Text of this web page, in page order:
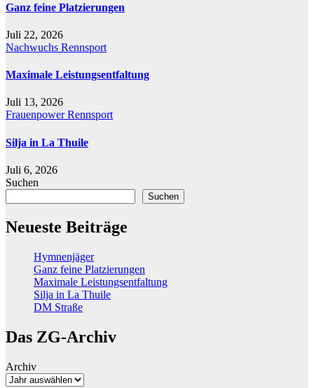
Ganz feine Platzierungen
Juli 22, 2026
Nachwuchs Rennsport
Maximale Leistungsentfaltung
Juli 13, 2026
FrauenpowerRennsport
Silja in La Thuile
Juli 6, 2026
Suchen
Suchen
Neueste Beiträge
Hymnenjäger
Ganz feine Platzierungen
Maximale Leistungsentfaltung
Silja in La Thuile
DM Straße
Das ZG-Archiv
Archiv